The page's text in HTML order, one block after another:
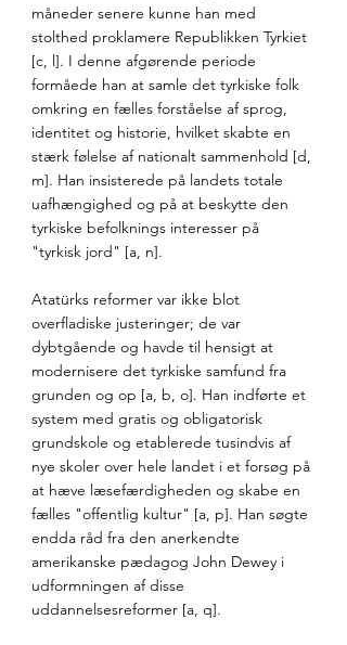
måneder senere kunne han med
stolthed proklamere Republikken Tyrkiet
[c, l]. I denne afgørende periode
formåede han at samle det tyrkiske folk
omkring en fælles forståelse af sprog,
identitet og historie, hvilket skabte en
stærk følelse af nationalt sammenhold [d,
m]. Han insisterede på landets totale
uafhængighed og på at beskytte den
tyrkiske befolknings interesser på
"tyrkisk jord" [a, n].
Atatürks reformer var ikke blot
overfladiske justeringer; de var
dybtgående og havde til hensigt at
modernisere det tyrkiske samfund fra
grunden og op [a, b, o]. Han indførte et
system med gratis og obligatorisk
grundskole og etablerede tusindvis af
nye skoler over hele landet i et forsøg på
at hæve læsefærdigheden og skabe en
fælles "offentlig kultur" [a, p]. Han søgte
endda råd fra den anerkendte
amerikanske pædagog John Dewey i
udformningen af disse
uddannelsesreformer [a, q].